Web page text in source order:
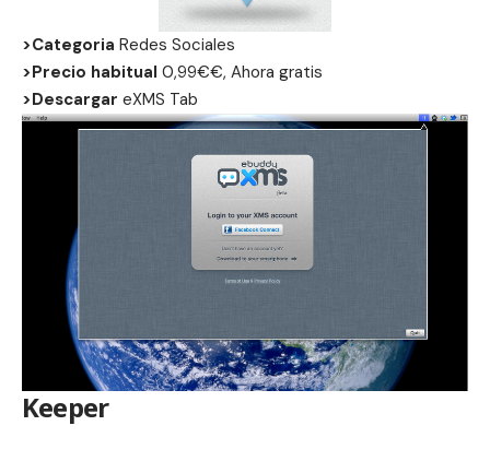
>Categoria Redes Sociales
>Precio habitual 0,99€€, Ahora gratis
>Descargar eXMS Tab
Keeper